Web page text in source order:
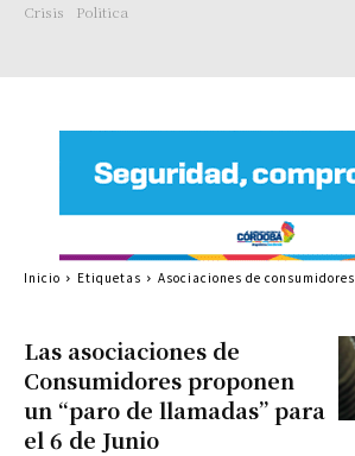
Crisis
Politica
Las asociaciones de
Consumidores proponen
un “paro de llamadas” para
el 6 de Junio
Inicio Etiquetas Asociaciones de consumidores